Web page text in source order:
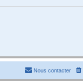
Nous contacter